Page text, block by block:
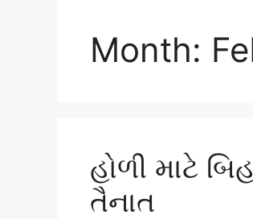
Month:
હોળી માટે
તૈનાત